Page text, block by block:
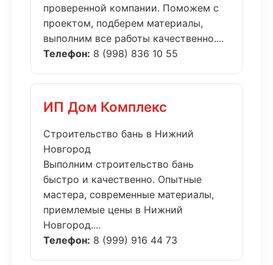
проверенной компании. Поможем с
проектом, подберем материалы,
выполним все работы качественно....
Телефон: 8 (998) 836 10 55
ИП Дом Комплекс
Строительство бань в Нижний
Новгород
Выполним строительство бань
быстро и качественно. Опытные
мастера, современные материалы,
приемлемые цены в Нижний
Новгород....
Телефон: 8 (999) 916 44 73